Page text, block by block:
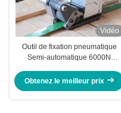
Vidéo
Outil de fixation pneumatique
Semi-automatique 6000N
pour 32 mm PP/PET Carton à
main d'emballage coupeuse de
Obtenez le meilleur prix